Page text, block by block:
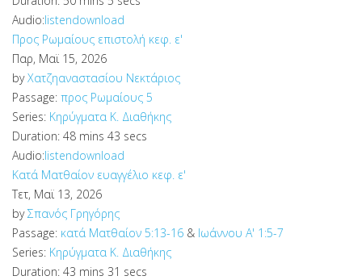
Audio:listendownload
Προς Ρωμαίους επιστολή κεφ. ε'
Παρ, Μαϊ 15, 2026
byΧατζηαναστασίου Νεκτάριος
Passage: προς Ρωμαίους 5
Series: Κηρύγματα Κ. Διαθήκης
Duration: 48 mins 43 secs
Audio:listendownload
Κατά Ματθαίον ευαγγέλιο κεφ. ε'
Τετ, Μαϊ 13, 2026
byΣπανός Γρηγόρης
Passage: κατά Ματθαίον 5:13-16 & Ιωάννου Α' 1:5-7
Series: Κηρύγματα Κ. Διαθήκης
Duration: 43 mins 31 secs